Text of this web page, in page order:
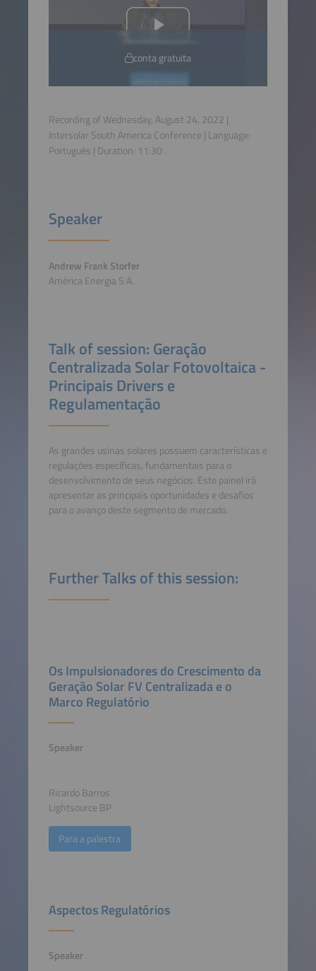
conta gratuita
Recording of Wednesday, August 24, 2022 |
Intersolar South America Conference | Language:
Português | Duration: 11:30 .
Speaker
Andrew Frank Storfer
América Energia S.A.
Talk of session: Geração
Centralizada Solar Fotovoltaica -
Principais Drivers e
Regulamentação
As grandes usinas solares possuem características e
regulações específicas, fundamentais para o
desenvolvimento de seus negócios. Este painel irá
apresentar as principais oportunidades e desafios
para o avanço deste segmento de mercado.
Further Talks of this session:
Os Impulsionadores do Crescimento da
Geração Solar FV Centralizada e o
Marco Regulatório
Speaker
Ricardo Barros
Lightsource BP
Para a palestra
Aspectos Regulatórios
Speaker